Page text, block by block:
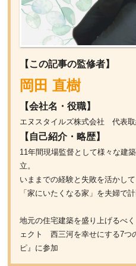
【この記事の監修者】
岡田 直樹
【会社名・役職】
エヌスタイルズ株式会社 代表
【自己紹介・略歴】
11年間現場監督として様々な建
立。
いままでの経験と失敗を活かし
「家にいたくなる家」を夫婦で
地元の住宅建築を盛り上げるべ
ェクト 西三河を幸せにする7つ
ピ』に参加